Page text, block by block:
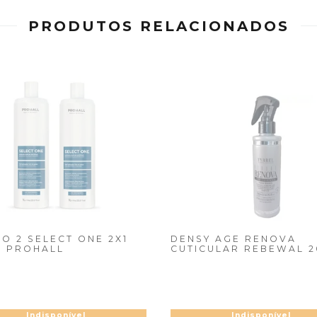
PRODUTOS RELACIONADOS
2 SELECT ONE 2X1
PROHALL
DENSY AGE RENOVA
CUTICULAR REBEWAL